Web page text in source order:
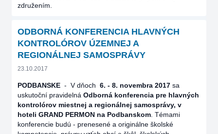
združením.
ODBORNÁ KONFERENCIA HLAVNÝCH
KONTROLÓROV ÚZEMNEJ A
REGIONÁLNEJ SAMOSPRÁVY
23.10.2017
PODBANSKE - V dňoch 6. - 8. novembra 2017 sa
uskutoční pravidelná Odborná konferencia pre hlavných
kontrolórov miestnej a regionálnej samosprávy, v
hoteli GRAND PERMON na Podbanskom . Témami
konferencie budú - prenesené a originálne školské